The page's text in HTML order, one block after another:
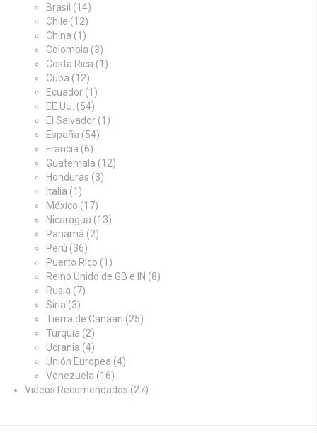
Brasil (14)
Chile (12)
China (1)
Colombia (3)
Costa Rica (1)
Cuba (12)
Ecuador (1)
EE.UU. (54)
El Salvador (1)
España (54)
Francia (6)
Guatemala (12)
Honduras (3)
Italia (1)
México (17)
Nicaragua (13)
Panamá (2)
Perú (36)
Puerto Rico (1)
Reino Unido de GB e IN (8)
Rusia (7)
Siria (3)
Tierra de Canaan (25)
Turquía (2)
Ucrania (4)
Unión Europea (4)
Venezuela (16)
Videos Recomendados (27)